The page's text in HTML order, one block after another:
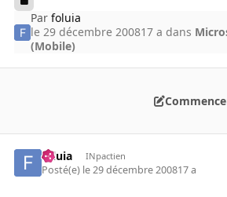
Parfoluia
le 29 décembre 200817 a dans
(Mobile)
foluia INpactien
Posté(e) le 29 décembre 200817 a